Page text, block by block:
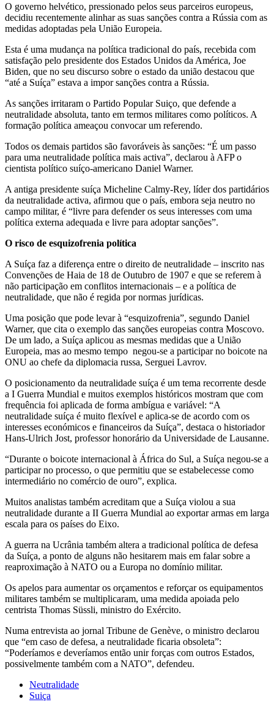
O governo helvético, pressionado pelos seus parceiros europeus,
decidiu recentemente alinhar as suas sanções contra a Rússia com as
medidas adoptadas pela União Europeia.
Esta é uma mudança na política tradicional do país, recebida com
satisfação pelo presidente dos Estados Unidos da América, Joe
Biden, que no seu discurso sobre o estado da união destacou que
“até a Suíça” estava a impor sanções contra a Rússia.
As sanções irritaram o Partido Popular Suiço, que defende a
neutralidade absoluta, tanto em termos militares como políticos. A
formação política ameaçou convocar um referendo.
Todos os demais partidos são favoráveis às sanções: “É um passo
para uma neutralidade política mais activa”, declarou à AFP o
cientista político suíço-americano Daniel Warner.
A antiga presidente suíça Micheline Calmy-Rey, líder dos partidários
da neutralidade activa, afirmou que o país, embora seja neutro no
campo militar, é “livre para defender os seus interesses com uma
política externa adequada e livre para adoptar sanções”.
O risco de esquizofrenia política
A Suíça faz a diferença entre o direito de neutralidade – inscrito nas
Convenções de Haia de 18 de Outubro de 1907 e que se referem à
não participação em conflitos internacionais – e a política de
neutralidade, que não é regida por normas jurídicas.
Uma posição que pode levar à “esquizofrenia”, segundo Daniel
Warner, que cita o exemplo das sanções europeias contra Moscovo.
De um lado, a Suíça aplicou as mesmas medidas que a União
Europeia, mas ao mesmo tempo negou-se a participar no boicote na
ONU ao chefe da diplomacia russa, Serguei Lavrov.
O posicionamento da neutralidade suíça é um tema recorrente desde
a I Guerra Mundial e muitos exemplos históricos mostram que com
frequência foi aplicada de forma ambígua e variável: “A
neutralidade suíça é muito flexível e aplica-se de acordo com os
interesses económicos e financeiros da Suíça”, destaca o historiador
Hans-Ulrich Jost, professor honorário da Universidade de Lausanne.
“Durante o boicote internacional à África do Sul, a Suíça negou-se a
participar no processo, o que permitiu que se estabelecesse como
intermediário no comércio de ouro”, explica.
Muitos analistas também acreditam que a Suíça violou a sua
neutralidade durante a II Guerra Mundial ao exportar armas em larga
escala para os países do Eixo.
A guerra na Ucrânia também altera a tradicional política de defesa
da Suíça, a ponto de alguns não hesitarem mais em falar sobre a
reaproximação à NATO ou a Europa no domínio militar.
Os apelos para aumentar os orçamentos e reforçar os equipamentos
militares também se multiplicaram, uma medida apoiada pelo
centrista Thomas Süssli, ministro do Exército.
Numa entrevista ao jornal Tribune de Genève, o ministro declarou
que “em caso de defesa, a neutralidade ficaria obsoleta”:
“Poderíamos e deveríamos então unir forças com outros Estados,
possivelmente também com a NATO”, defendeu.
Neutralidade
Suiça